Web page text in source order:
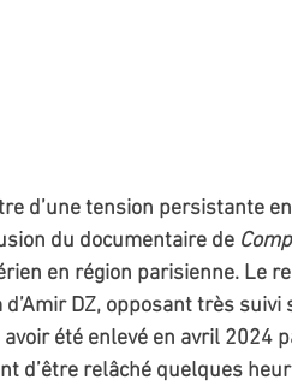
d’une tension persistante
du documentaire de
en région parisienne. Le
DZ, opposant très
été enlevé en avril 2024
d’être relâché quelques